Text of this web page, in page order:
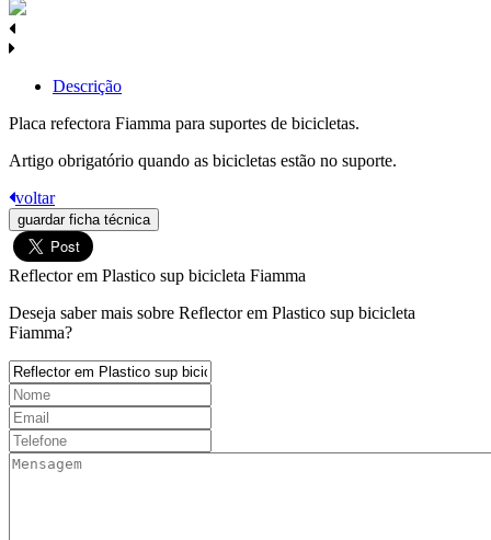
Descrição
Placa refectora Fiamma para suportes de bicicletas.
Artigo obrigatório quando as bicicletas estão no suporte.
voltar
guardar ficha técnica
Reflector em Plastico sup bicicleta Fiamma
Deseja saber mais sobre Reflector em Plastico sup bicicleta
Fiamma?